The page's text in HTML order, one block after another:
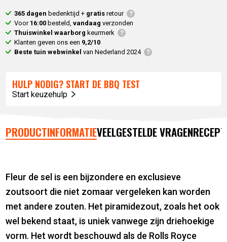
365 dagen bedenktijd + gratisretour
Voor 16:00 besteld,vandaag verzonden
Thuiswinkel waarborg keurmerk
Klanten geven ons een 9,2/10
Beste tuin webwinkel van Nederland 2024
HULP NODIG? START DE BBQ TEST
Start keuzehulp
PRODUCTINFORMATIEVEELGESTELDE VRAGEN
Fleur de sel is een bijzondere en exclusieve
zoutsoort die niet zomaar vergeleken kan worden
met andere zouten. Het piramidezout, zoals het ook
wel bekend staat, is uniek vanwege zijn driehoekige
vorm. Het wordt beschouwd als de Rolls Royce